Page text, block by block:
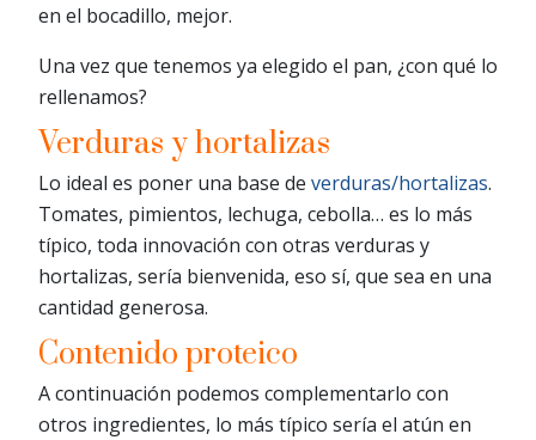
en el bocadillo, mejor.
Una vez que tenemos ya elegido el pan, ¿con qué lo
rellenamos?
Verduras y hortalizas
Lo ideal es poner una base de verduras/hortalizas.
Tomates, pimientos, lechuga, cebolla… es lo más
típico, toda innovación con otras verduras y
hortalizas, sería bienvenida, eso sí, que sea en una
cantidad generosa.
Contenido proteico
A continuación podemos complementarlo con
otros ingredientes, lo más típico sería el atún en